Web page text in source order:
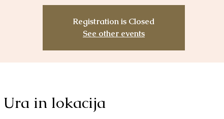
Registration is Closed
See other events
Ura in lokacija